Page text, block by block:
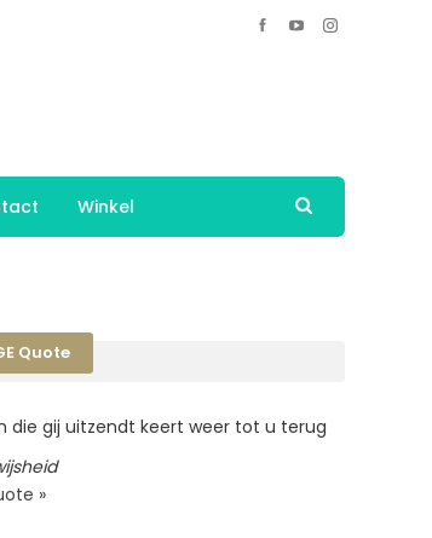
Winkel
Quote
die gij uitzendt keert weer tot u terug
»